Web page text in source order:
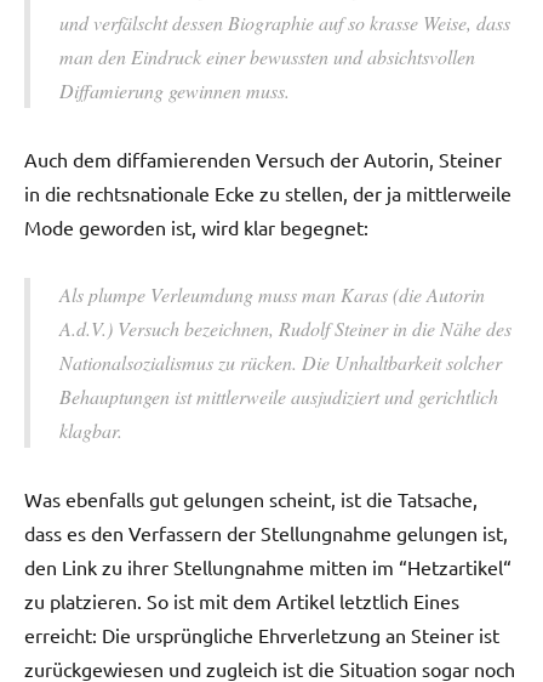
und verfälscht dessen Biographie auf so krasse Weise, dass
man den Eindruck einer bewussten und absichtsvollen
Diffamierung gewinnen muss.
Auch dem diffamierenden Versuch der Autorin, Steiner
in die rechtsnationale Ecke zu stellen, der ja mittlerweile
Mode geworden ist, wird klar begegnet:
Als plumpe Verleumdung muss man Karas (die Autorin
A.d.V.) Versuch bezeichnen, Rudolf Steiner in die Nähe des
Nationalsozialismus zu rücken. Die Unhaltbarkeit solcher
Behauptungen ist mittlerweile ausjudiziert und gerichtlich
klagbar.
Was ebenfalls gut gelungen scheint, ist die Tatsache,
dass es den Verfassern der Stellungnahme gelungen ist,
den Link zu ihrer Stellungnahme mitten im “Hetzartikel“
zu platzieren. So ist mit dem Artikel letztlich Eines
erreicht: Die ursprüngliche Ehrverletzung an Steiner ist
zurückgewiesen und zugleich ist die Situation sogar noch